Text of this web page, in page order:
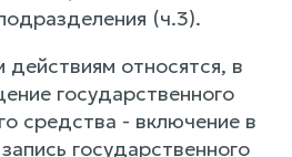
(ч.3).
относятся, в
государственного
средства - включение в
государственного